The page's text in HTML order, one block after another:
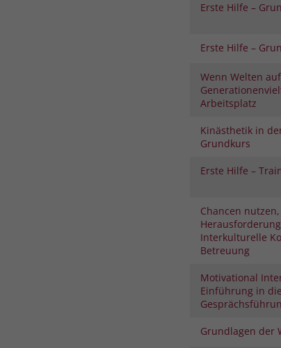
Erste Hilfe –
Erste Hilfe –
Wenn Welten
Arbeitsplatz
Kinästhetik in
Grundkurs
Erste Hilfe –
Chancen nutzen,
Interkulturelle
Betreuung
Motivational
Einführung in
Grundlagen der